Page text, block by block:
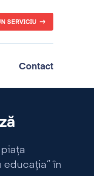
SERVICIU
Contact
în